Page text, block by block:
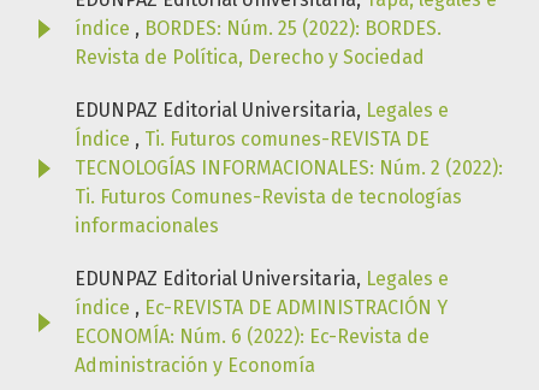
índice , BORDES: Núm. 25 (2022): BORDES.
Revista de Política, Derecho y Sociedad
EDUNPAZ Editorial Universitaria, Legales e
Índice , Ti. Futuros comunes-REVISTA DE
TECNOLOGÍAS INFORMACIONALES: Núm. 2 (2022):
Ti. Futuros Comunes-Revista de tecnologías
informacionales
EDUNPAZ Editorial Universitaria, Legales e
índice , Ec-REVISTA DE ADMINISTRACIÓN Y
ECONOMÍA: Núm. 6 (2022): Ec-Revista de
Administración y Economía